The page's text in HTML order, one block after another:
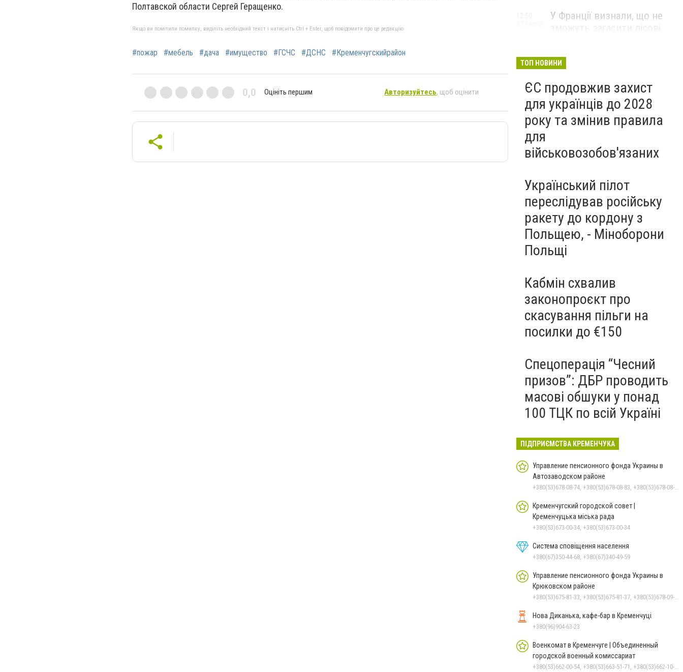
Полтавской области Сергей Геращенко.
Якщо ви помітили помилку, виділіть необхідний текст і натисніть Ctrl + Enter, щоб повідомити про це редакцію
#пожар #мебель #дача #имущество #ГСЧС #ДСНС #Кременчугскийрайон
0,0 Оцініть першим Авторизуйтесь, щоб оцінити
У Франції визнали, що не
ТОП НОВИНИ
ЄС продовжив захист
для українців до 2028
року та змінив правила
для
військовозобов'язаних
Український пілот
переслідував російську
ракету до кордону з
Польщею, - Міноборони
Польщі
Кабмін схвалив
законопроєкт про
скасування пільги на
посилки до €150
Спецоперація “Чесний
призов”: ДБР проводить
масові обшуки у понад
100 ТЦК по всій Україні
ПІДПРИЄМСТВА КРЕМЕНЧУКА
Управление пенсионного фонда Украины в
Автозаводском районе
+380(53)678-08-74, +380(53)678-08-83, +380(53)678-08-41, +380(53)678-08-86, +380(53)678-09-05
Кременчугский городской совет |
Кременчуцька міська рада
+380(53)673-00-34, +380(53)673-00-34
Система сповіщення населення
+380(67)350-44-68, +380(67)340-49-59
Управление пенсионного фонда Украины в
Крюковском районе
+380(53)675-81-33, +380(53)675-81-37, +380(53)678-09-01, +380(53)675-81-32, +380(53)675-81-40, +380(53)675-81-38, +380(53)675-81-31, +380(53)678-08-87
Нова Диканька, кафе-бар в Кременчуці
+380(96)904-63-23
Военкомат в Кременчуге | Объединенный
городской военный комиссариат
+380(53)662-00-54, +380(53)663-51-71, +380(53)662-10-35